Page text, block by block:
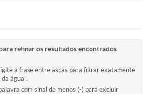
refinar os resultados encontrados
a frase entre aspas para filtrar exatamente
água".
com sinal de menos (-) para excluir